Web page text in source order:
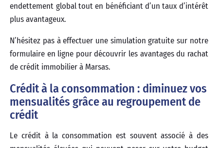
endettement global tout en bénéficiant d’un taux d’intérêt
plus avantageux.
N’hésitez pas à effectuer une simulation gratuite sur notre
formulaire en ligne pour découvrir les avantages du rachat
de crédit immobilier à Marsas.
Crédit à la consommation : diminuez vos
mensualités grâce au regroupement de
crédit
Le crédit à la consommation est souvent associé à des